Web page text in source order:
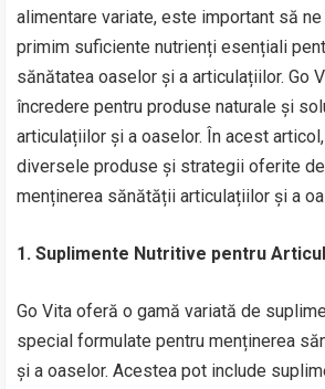
alimentare variate, este important să
primim suficiente nutrienți esențiali
sănătatea oaselor și a articulațiilor. Go
încredere pentru produse naturale și
articulațiilor și a oaselor. În acest
diversele produse și strategii oferite
menținerea sănătății articulațiilor și a
1. Suplimente Nutritive pentru
Go Vita oferă o gamă variată de
special formulate pentru menținerea
și a oaselor. Acestea pot include